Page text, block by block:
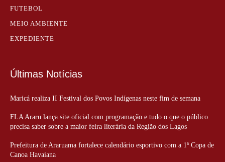
FUTEBOL
MEIO AMBIENTE
EXPEDIENTE
Últimas Notícias
Maricá realiza II Festival dos Povos Indígenas neste fim de semana
FLA Araru lança site oficial com programação e tudo o que o público
precisa saber sobre a maior feira literária da Região dos Lagos
Prefeitura de Araruama fortalece calendário esportivo com a 1ª Copa de
Canoa Havaiana